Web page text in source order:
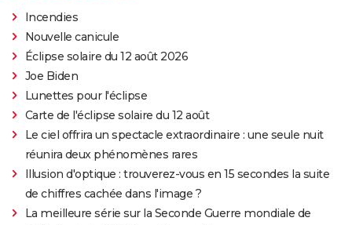
Incendies
Nouvelle canicule
Éclipse solaire du 12 août 2026
Joe Biden
Lunettes pour l'éclipse
Carte de l'éclipse solaire du 12 août
Le ciel offrira un spectacle extraordinaire : une seule nuit
réunira deux phénomènes rares
Illusion d'optique : trouverez-vous en 15 secondes la suite
de chiffres cachée dans l'image ?
La meilleure série sur la Seconde Guerre mondiale de